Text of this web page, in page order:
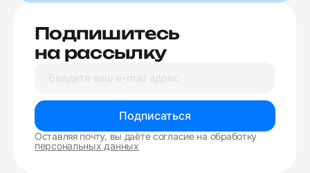
Подпишитесь
на рассылку
Подписаться
Оставляя почту, вы даёте согласие на обработку
персональных данных